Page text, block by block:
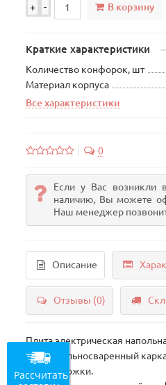
+ - В корзину
Краткие характеристики
Количество конфорок, шт
Материал корпуса
Все характеристики
0
Если у Вас возникли
наличию, Вы можете
Наш менеджер
Описание
Отзывы (0)
Плита электрическая
имеет цельносваренный
высоте ножки.
Рассчитать